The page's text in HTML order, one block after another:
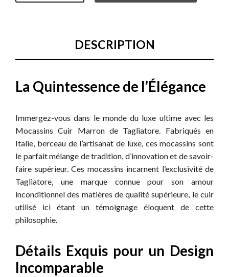
DESCRIPTION
La Quintessence de l’Élégance
Immergez-vous dans le monde du luxe ultime avec les
Mocassins Cuir Marron de Tagliatore. Fabriqués en
Italie, berceau de l’artisanat de luxe, ces mocassins sont
le parfait mélange de tradition, d’innovation et de savoir-
faire supérieur. Ces mocassins incarnent l’exclusivité de
Tagliatore, une marque connue pour son amour
inconditionnel des matières de qualité supérieure, le cuir
utilisé ici étant un témoignage éloquent de cette
philosophie.
Détails Exquis pour un Design
Incomparable